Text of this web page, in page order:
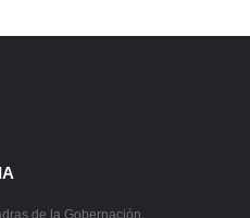
de la Gobernación.